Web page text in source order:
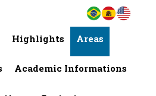
Highlights Areas
Academic Informations